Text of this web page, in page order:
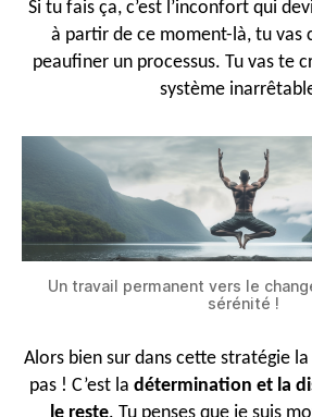
Si tu fais ça, c’est l’inconfort qui
à partir de ce moment-là, tu vas
peaufiner un processus. Tu vas te
système
Un travail permanent vers le
sérénité !
Alors bien sur dans cette stratégie
pas ! C’est la détermination et la